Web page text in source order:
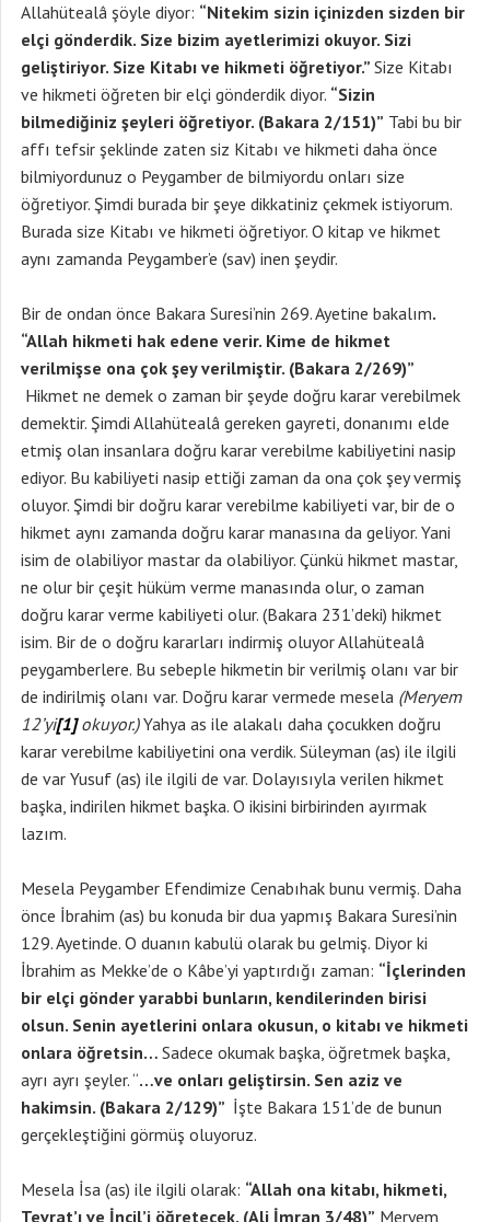
Allahütealâ şöyle diyor: “Nitekim sizin içinizden sizden bir
elçi gönderdik. Size bizim ayetlerimizi okuyor. Sizi
geliştiriyor. Size Kitabı ve hikmeti öğretiyor.” Size Kitabı
ve hikmeti öğreten bir elçi gönderdik diyor. “Sizin
bilmediğiniz şeyleri öğretiyor. (Bakara 2/151)” Tabi bu bir
affı tefsir şeklinde zaten siz Kitabı ve hikmeti daha önce
bilmiyordunuz o Peygamber de bilmiyordu onları size
öğretiyor. Şimdi burada bir şeye dikkatiniz çekmek istiyorum.
Burada size Kitabı ve hikmeti öğretiyor. O kitap ve hikmet
aynı zamanda Peygamber’e (sav) inen şeydir.
Bir de ondan önce Bakara Suresi’nin 269. Ayetine bakalım.
“Allah hikmeti hak edene verir. Kime de hikmet
verilmişse ona çok şey verilmiştir. (Bakara 2/269)”
Hikmet ne demek o zaman bir şeyde doğru karar verebilmek
demektir. Şimdi Allahütealâ gereken gayreti, donanımı elde
etmiş olan insanlara doğru karar verebilme kabiliyetini nasip
ediyor. Bu kabiliyeti nasip ettiği zaman da ona çok şey vermiş
oluyor. Şimdi bir doğru karar verebilme kabiliyeti var, bir de o
hikmet aynı zamanda doğru karar manasına da geliyor. Yani
isim de olabiliyor mastar da olabiliyor. Çünkü hikmet mastar,
ne olur bir çeşit hüküm verme manasında olur, o zaman
doğru karar verme kabiliyeti olur. (Bakara 231’deki) hikmet
isim. Bir de o doğru kararları indirmiş oluyor Allahütealâ
peygamberlere. Bu sebeple hikmetin bir verilmiş olanı var bir
de indirilmiş olanı var. Doğru karar vermede mesela (Meryem
12’yi[1]okuyor.)Yahya as ile alakalı daha çocukken doğru
karar verebilme kabiliyetini ona verdik. Süleyman (as) ile ilgili
de var Yusuf (as) ile ilgili de var. Dolayısıyla verilen hikmet
başka, indirilen hikmet başka. O ikisini birbirinden ayırmak
lazım.
Mesela Peygamber Efendimize Cenabıhak bunu vermiş. Daha
önce İbrahim (as) bu konuda bir dua yapmış Bakara Suresi’nin
129. Ayetinde. O duanın kabulü olarak bu gelmiş. Diyor ki
İbrahim as Mekke’de o Kâbe’yi yaptırdığı zaman: “İçlerinden
bir elçi gönder yarabbi bunların, kendilerinden birisi
olsun. Senin ayetlerini onlara okusun, o kitabı ve hikmeti
onlara öğretsin… Sadece okumak başka, öğretmek başka,
ayrı ayrı şeyler. “…ve onları geliştirsin. Sen aziz ve
hakimsin. (Bakara 2/129)” İşte Bakara 151’de de bunun
gerçekleştiğini görmüş oluyoruz.
Mesela İsa (as) ile ilgili olarak: “Allah ona kitabı, hikmeti,
Tevrat’ı ve İncil’i öğretecek. (Ali İmran 3/48)” Meryem